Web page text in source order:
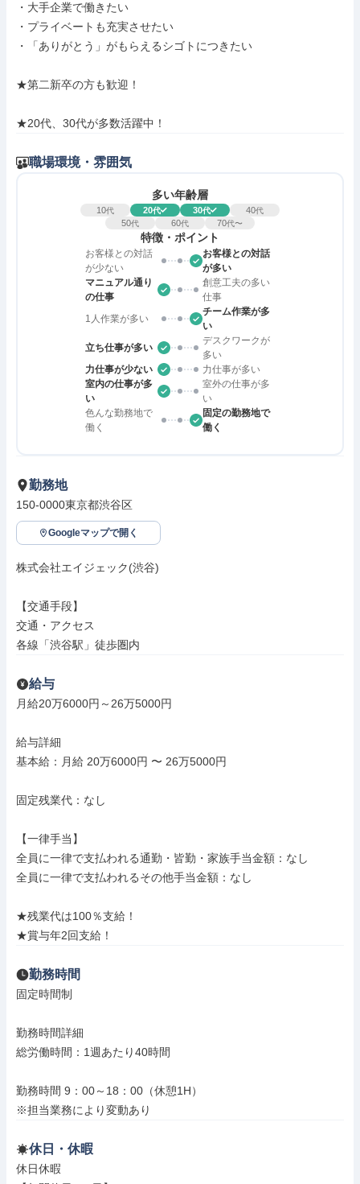
・大手企業で働きたい
・プライベートも充実させたい
・「ありがとう」がもらえるシゴトにつきたい
★第二新卒の方も歓迎！
★20代、30代が多数活躍中！
職場環境・雰囲気
多い年齢層
10代 20代 30代 40代
50代 60代 70代〜
特徴・ポイント
お客様との対話
が少ない
お客様との対話
が多い
マニュアル通り
の仕事
創意工夫の多い
仕事
1人作業が多い
チーム作業が多
い
立ち仕事が多い
デスクワークが
多い
力仕事が少ない
力仕事が多い
室内の仕事が多
い
室外の仕事が多
い
色んな勤務地で
働く
固定の勤務地で
働く
勤務地
150-0000東京都渋谷区
Googleマップで開く
株式会社エイジェック(渋谷)
【交通手段】
交通・アクセス
各線「渋谷駅」徒歩圏内
給与
月給20万6000円～26万5000円
給与詳細
基本給：月給 20万6000円 〜 26万5000円
固定残業代：なし
【一律手当】
全員に一律で支払われる通勤・皆勤・家族手当金額：なし
全員に一律で支払われるその他手当金額：なし
★残業代は100％支給！
★賞与年2回支給！
勤務時間
固定時間制
勤務時間詳細
総労働時間：1週あたり40時間
勤務時間 9：00～18：00（休憩1H）
※担当業務により変動あり
休日・休暇
休日休暇